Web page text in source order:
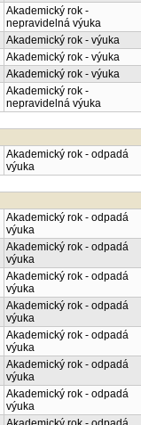
Akademický rok -
nepravidelná výuka
Akademický rok - výuka
Akademický rok - výuka
Akademický rok - výuka
Akademický rok -
nepravidelná výuka
Akademický rok - odpadá
výuka
Akademický rok - odpadá
výuka
Akademický rok - odpadá
výuka
Akademický rok - odpadá
výuka
Akademický rok - odpadá
výuka
Akademický rok - odpadá
výuka
Akademický rok - odpadá
výuka
Akademický rok - odpadá
výuka